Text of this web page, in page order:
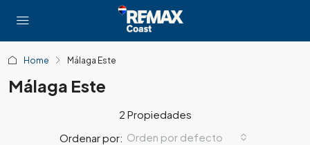
Home Málaga Este
Málaga Este
2 Propiedades
Ordenar por: Orden por defecto